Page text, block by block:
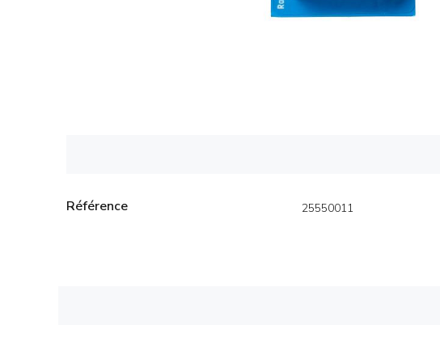
Référence 25550011